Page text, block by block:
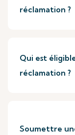
réclamation ?
Qui est
réclamation ?
Soumettre